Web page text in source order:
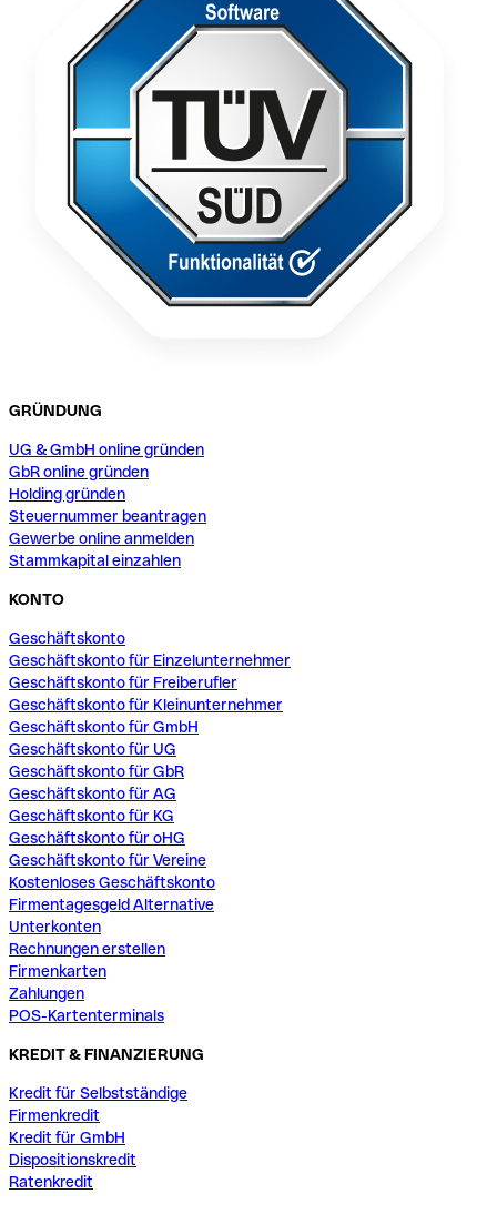
GRÜNDUNG
UG & GmbH online gründen
GbR online gründen
Holding gründen
Steuernummer beantragen
Gewerbe online anmelden
Stammkapital einzahlen
KONTO
Geschäftskonto
Geschäftskonto für Einzelunternehmer
Geschäftskonto für Freiberufler
Geschäftskonto für Kleinunternehmer
Geschäftskonto für GmbH
Geschäftskonto für UG
Geschäftskonto für GbR
Geschäftskonto für AG
Geschäftskonto für KG
Geschäftskonto für oHG
Geschäftskonto für Vereine
Kostenloses Geschäftskonto
Firmentagesgeld Alternative
Unterkonten
Rechnungen erstellen
Firmenkarten
Zahlungen
POS-Kartenterminals
KREDIT & FINANZIERUNG
Kredit für Selbstständige
Firmenkredit
Kredit für GmbH
Dispositionskredit
Ratenkredit